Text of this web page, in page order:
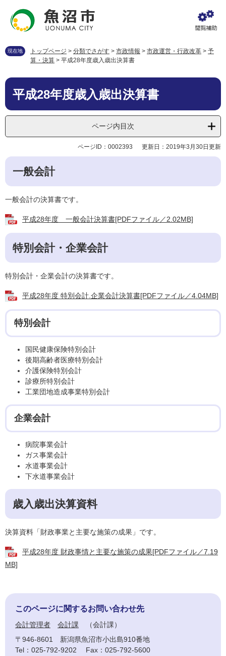
先
す
を
し
現在地 トップページ > 分類でさがす > 市政情報 > 市政運営・行政改革 > 予
算・決算 > 平成28年度歳入歳出決算書
本
平成28年度歳入歳出決算書
ページ内目次
ページID：0002393 更新日：2019年3月30日更新
一般会計
一般会計の決算書です。
平成28年度 一般会計決算書[PDFファイル／2.02MB]
特別会計・企業会計
特別会計・企業会計の決算書です。
平成28年度 特別会計.企業会計決算書[PDFファイル／4.04MB]
特別会計
国民健康保険特別会計
後期高齢者医療特別会計
介護保険特別会計
診療所特別会計
工業団地造成事業特別会計
企業会計
病院事業会計
ガス事業会計
水道事業会計
下水道事業会計
歳入歳出決算資料
決算資料「財政事業と主要な施策の成果」です。
平成28年度 財政事情と主要な施策の成果[PDFファイル／7.19
MB]
このページに関するお問い合わせ先
会計管理者 会計課
会計課
〒946-8601
新潟県魚沼市小出島910番地
Tel：025-792-9202
Fax：025-792-5600